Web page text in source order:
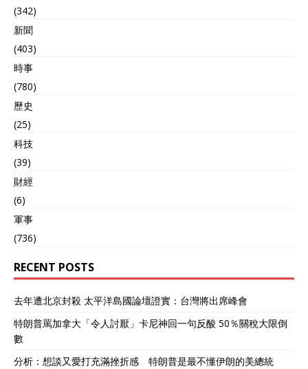
(342)
新聞
(403)
時事
(780)
歷史
(25)
科技
(39)
財經
(6)
軍事
(736)
RECENT POSTS
去年遭北京封殺 太平洋島國論壇證實：台灣將出席峰會
特朗普罵加拿大「令人討厭」卡尼神回一句反酸 50％關稅大限倒
數
分析：想談又愛打充滿挫折感 特朗普是最不懂伊朗的美總統